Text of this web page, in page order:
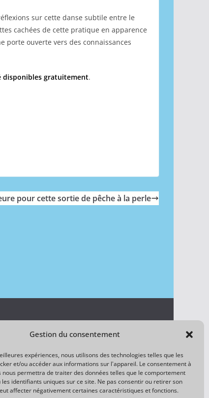
Gestion du consentement
expériences, nous utilisons des technologies telles que les
et/ou accéder aux informations sur l'appareil. Le consentement à
nous permettra de traiter des données telles que le comportement
identifiants uniques sur ce site. Ne pas consentir ou retirer son
affecter négativement certaines caractéristiques et fonctions.
sur cette danse subtile entre le
cachées de cette pratique en apparence
porte ouverte vers des connaissances
disponibles gratuitement.
pour cette sortie de pêche à la perle
de contact
Matériel
Expérience
Divers